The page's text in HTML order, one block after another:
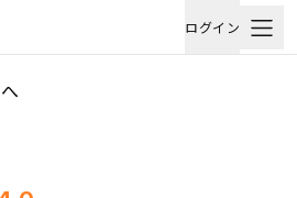
ログイン